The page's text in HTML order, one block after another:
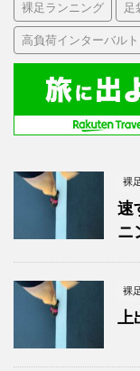
裸足ランニング 足
高負荷インターバル
裸
速
ニ
裸
上